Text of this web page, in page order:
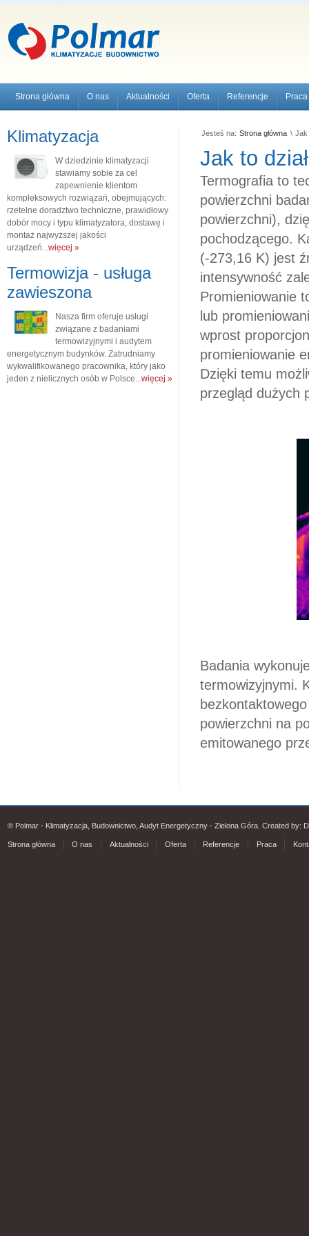
Strona główna O nas Aktualności Oferta Referencje Praca
Klimatyzacja
W dziedzinie klimatyzacji
stawiamy sobie za cel
zapewnienie klientom
kompleksowych rozwiązań, obejmujących:
rzetelne doradztwo techniczne, prawidłowy
dobór mocy i typu klimatyzatora, dostawę i
montaż najwyższej jakości
urządzeń...więcej »
Termowizja - usługa
zawieszona
Nasza firm oferuje usługi
związane z badaniami
termowizyjnymi i audytem
energetycznym budynków. Zatrudniamy
wykwalifikowanego pracownika, który jako
jeden z nielicznych osób w Polsce...więcej »
Jesteś na: Strona główna \ Jak
Jak to
Termografia to
powierzchni
powierzchni),
pochodzącego.
(-273,16 K) jest
intensywność
Promieniowanie
lub
wprost
promieniowanie
Dzięki temu
przegląd dużych
Badania
termowizyjnymi.
powierzchni na
emitowanego
© Polmar - Klimatyzacja, Budownictwo, Audyt Energetyczny - Zielona Góra. Created by:
Strona główna O nas Aktualności Oferta Referencje Praca